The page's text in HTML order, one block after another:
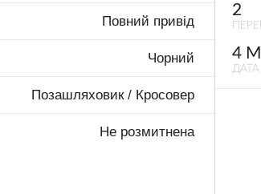
Повний привід
Чорний
Позашляховик / Кросовер
Не розмитнена
2
4